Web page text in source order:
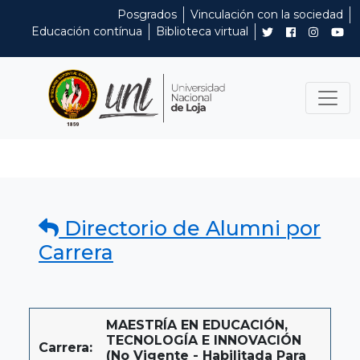
Posgrados
Vinculación con la sociedad
Educación contínua
Biblioteca virtual
Directorio de Alumni por
Carrera
Carrera:
MAESTRÍA EN EDUCACIÓN,
TECNOLOGÍA E INNOVACIÓN
(No Vigente - Habilitada Para